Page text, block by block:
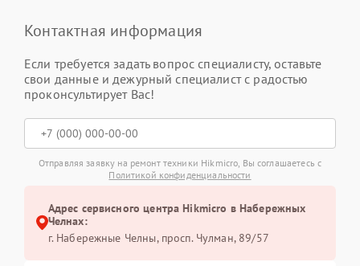
Контактная информация
Если требуется задать вопрос специалисту, оставьте
свои данные и дежурный специалист с радостью
проконсультирует Вас!
Отправляя заявку на ремонт техники Hikmicro, Вы соглашаетесь с
Политикой конфиденциальности
Адрес сервисного центра Hikmicro в Набережных
Челнах:
г. Набережные Челны, просп. Чулман, 89/57